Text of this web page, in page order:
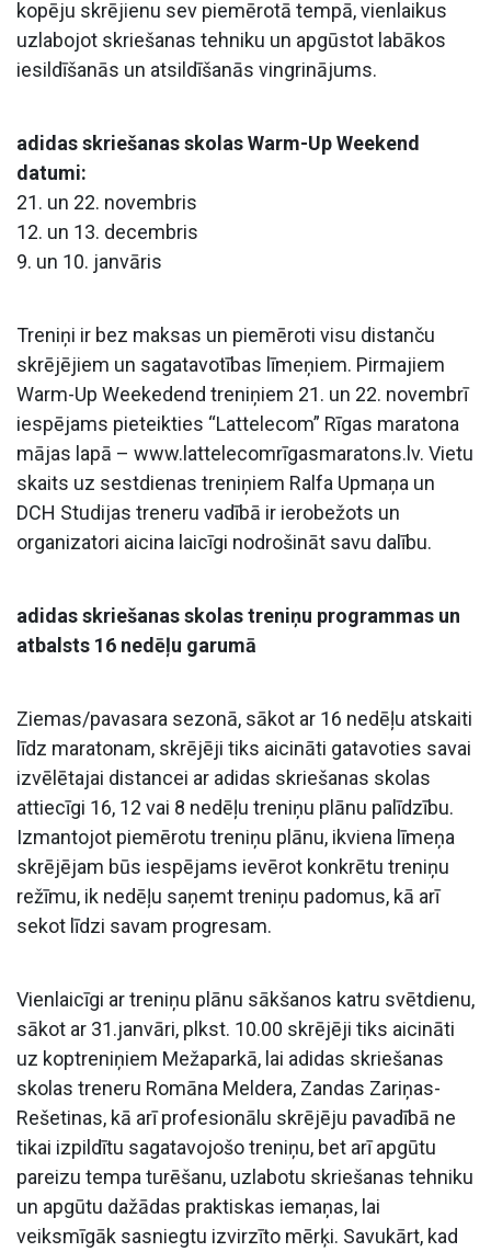
kopēju skrējienu sev piemērotā tempā, vienlaikus
uzlabojot skriešanas tehniku un apgūstot labākos
iesildīšanās un atsildīšanās vingrinājums.
adidas skriešanas skolas Warm-Up Weekend
datumi:
21. un 22. novembris
12. un 13. decembris
9. un 10. janvāris
Treniņi ir bez maksas un piemēroti visu distanču
skrējējiem un sagatavotības līmeņiem. Pirmajiem
Warm-Up Weekedend treniņiem 21. un 22. novembrī
iespējams pieteikties “Lattelecom” Rīgas maratona
mājas lapā – www.lattelecomrīgasmaratons.lv. Vietu
skaits uz sestdienas treniņiem Ralfa Upmaņa un
DCH Studijas treneru vadībā ir ierobežots un
organizatori aicina laicīgi nodrošināt savu dalību.
adidas skriešanas skolas treniņu programmas un
atbalsts 16 nedēļu garumā
Ziemas/pavasara sezonā, sākot ar 16 nedēļu atskaiti
līdz maratonam, skrējēji tiks aicināti gatavoties savai
izvēlētajai distancei ar adidas skriešanas skolas
attiecīgi 16, 12 vai 8 nedēļu treniņu plānu palīdzību.
Izmantojot piemērotu treniņu plānu, ikviena līmeņa
skrējējam būs iespējams ievērot konkrētu treniņu
režīmu, ik nedēļu saņemt treniņu padomus, kā arī
sekot līdzi savam progresam.
Vienlaicīgi ar treniņu plānu sākšanos katru svētdienu,
sākot ar 31.janvāri, plkst. 10.00 skrējēji tiks aicināti
uz koptreniņiem Mežaparkā, lai adidas skriešanas
skolas treneru Romāna Meldera, Zandas Zariņas-
Rešetinas, kā arī profesionālu skrējēju pavadībā ne
tikai izpildītu sagatavojošo treniņu, bet arī apgūtu
pareizu tempa turēšanu, uzlabotu skriešanas tehniku
un apgūtu dažādas praktiskas iemaņas, lai
veiksmīgāk sasniegtu izvirzīto mērķi. Savukārt, kad